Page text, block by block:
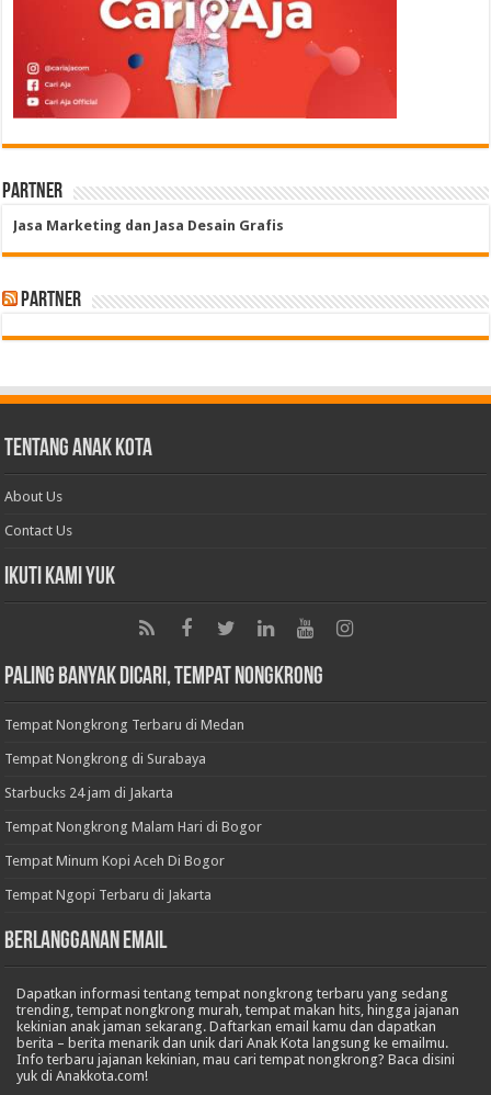
Partner
Jasa Marketing dan Jasa Desain Grafis
Partner
Tentang Anak Kota
About Us
Contact Us
Ikuti Kami Yuk
Paling Banyak Dicari, Tempat Nongkrong
Tempat Nongkrong Terbaru di Medan
Tempat Nongkrong di Surabaya
Starbucks 24 jam di Jakarta
Tempat Nongkrong Malam Hari di Bogor
Tempat Minum Kopi Aceh Di Bogor
Tempat Ngopi Terbaru di Jakarta
BERLANGGANAN EMAIL
Dapatkan informasi tentang tempat nongkrong terbaru yang sedang
trending, tempat nongkrong murah, tempat makan hits, hingga jajanan
kekinian anak jaman sekarang. Daftarkan email kamu dan dapatkan
berita – berita menarik dan unik dari Anak Kota langsung ke emailmu.
Info terbaru jajanan kekinian, mau cari tempat nongkrong? Baca disini
yuk di Anakkota.com!